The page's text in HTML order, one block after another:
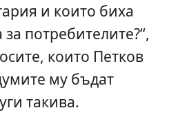
и които биха
потребителите?“,
които Петков
му бъдат
такива.